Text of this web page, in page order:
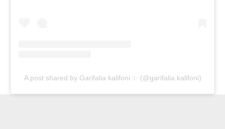
A post shared by Garifalia kalifoni ✨ (@garifalia.kalifoni)